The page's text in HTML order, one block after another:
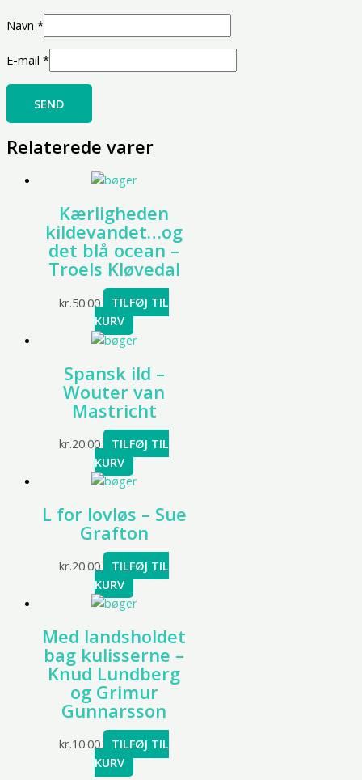
Navn *
E-mail *
Relaterede varer
Kærligheden
kildevandet…og
det blå ocean –
Troels Kløvedal
kr.50.00
TILFØJ TIL
KURV
Spansk ild –
Wouter van
Mastricht
kr.20.00
TILFØJ TIL
KURV
L for lovløs – Sue
Grafton
kr.20.00
TILFØJ TIL
KURV
Med landsholdet
bag kulisserne –
Knud Lundberg
og Grimur
Gunnarsson
kr.10.00
TILFØJ TIL
KURV